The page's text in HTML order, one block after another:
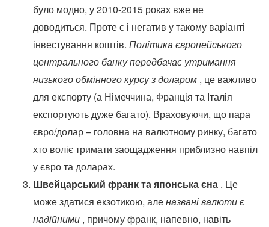
було модно, у 2010-2015 роках вже не
доводиться. Проте є і негатив у такому варіанті
інвестування коштів. Політика європейського
центрального банку передбачає утримання
низького обмінного курсу з доларом , це важливо
для експорту (а Німеччина, Франція та Італія
експортують дуже багато). Враховуючи, що пара
євро/долар – головна на валютному ринку, багато
хто воліє тримати заощадження приблизно навпіл
у євро та доларах.
Швейцарський франк та японська єна . Це
може здатися екзотикою, аленазвані валюти є
надійними , причому франк, напевно, навіть